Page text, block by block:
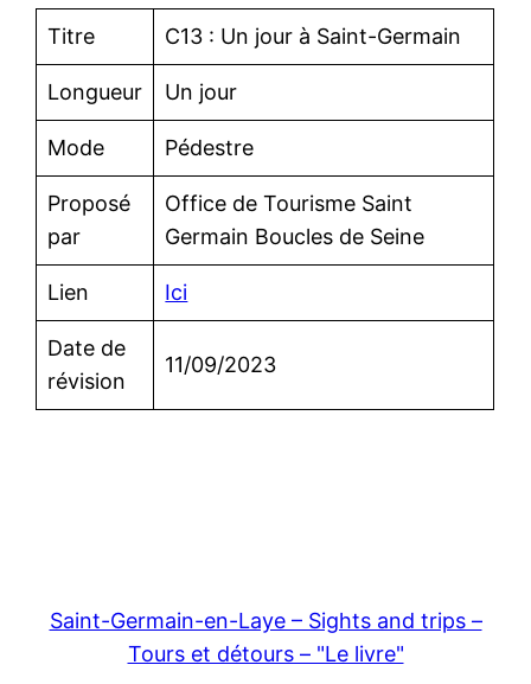
Titre C13 : Un jour à Saint-Germain
Longueur Un jour
Mode Pédestre
Proposé
par
Office de Tourisme Saint
Germain Boucles de Seine
Lien Ici
Date de
révision
11/09/2023
Saint-Germain-en-Laye – Sights and trips –
Tours et détours – "Le livre"